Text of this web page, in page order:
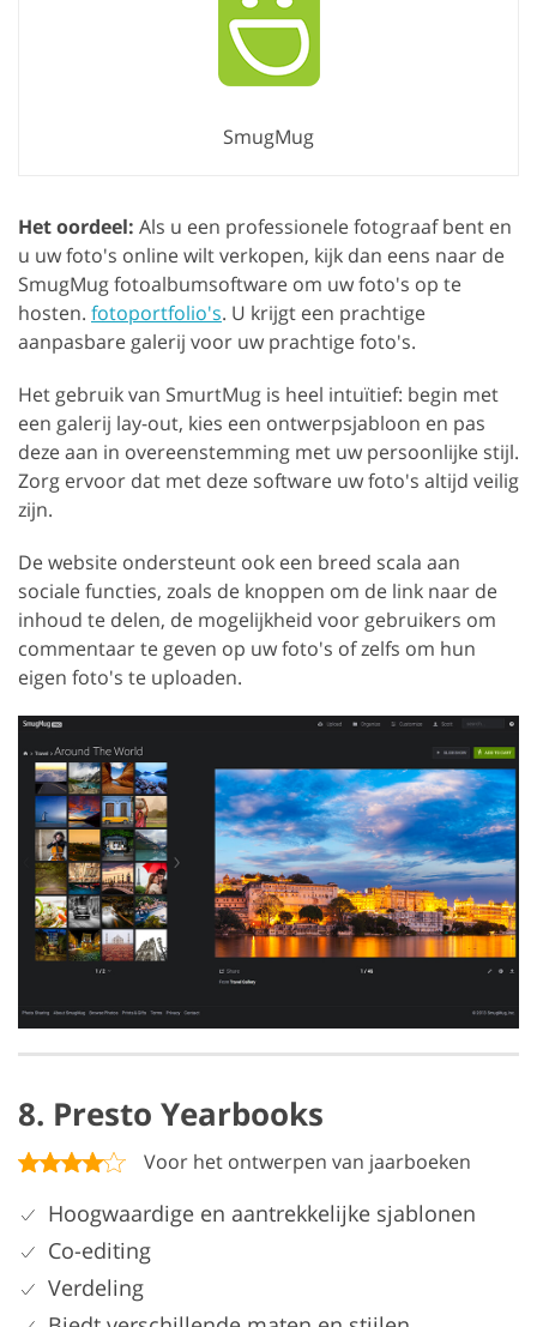
SmugMug
Het oordeel: Als u een professionele fotograaf bent en
u uw foto's online wilt verkopen, kijk dan eens naar de
SmugMug fotoalbumsoftware om uw foto's op te
hosten. fotoportfolio's. U krijgt een prachtige
aanpasbare galerij voor uw prachtige foto's.
Het gebruik van SmurtMug is heel intuïtief: begin met
een galerij lay-out, kies een ontwerpsjabloon en pas
deze aan in overeenstemming met uw persoonlijke stijl.
Zorg ervoor dat met deze software uw foto's altijd veilig
zijn.
De website ondersteunt ook een breed scala aan
sociale functies, zoals de knoppen om de link naar de
inhoud te delen, de mogelijkheid voor gebruikers om
commentaar te geven op uw foto's of zelfs om hun
eigen foto's te uploaden.
8. Presto Yearbooks
Voor het ontwerpen van jaarboeken
Hoogwaardige en aantrekkelijke sjablonen
Co-editing
Verdeling